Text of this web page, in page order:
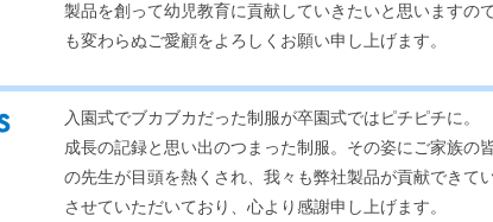
製品を創って幼児教育に貢献していきたいと思いますの
も変わらぬご愛顧をよろしくお願い申し上げます。
入園式でブカブカだった制服が卒園式ではピチピチに。
成長の記録と思い出のつまった制服。その姿にご家族の
の先生が目頭を熱くされ、我々も弊社製品が貢献できて
させていただいており、心より感謝申し上げます。